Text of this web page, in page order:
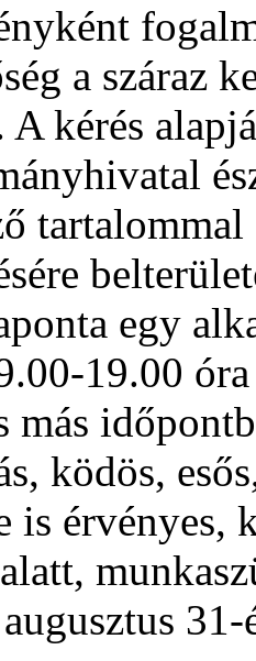
a száraz
A kérés
egy
19.00
más
ködös,
is érvényes,
31-